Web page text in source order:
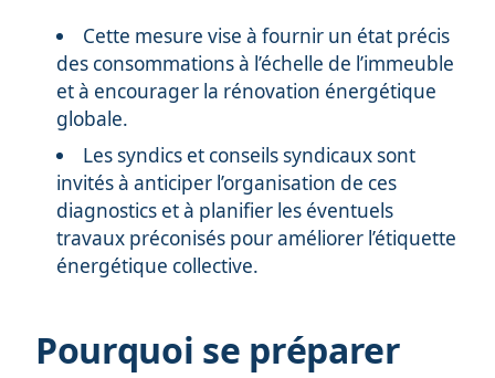
Cette mesure vise à fournir un état précis
des consommations à l’échelle de l’immeuble
et à encourager la rénovation énergétique
globale.
Les syndics et conseils syndicaux sont
invités à anticiper l’organisation de ces
diagnostics et à planifier les éventuels
travaux préconisés pour améliorer l’étiquette
énergétique collective.
Pourquoi se préparer